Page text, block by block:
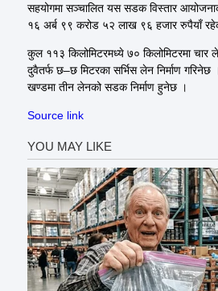
सहयोगमा सञ्चालित यस सडक विस्तार
१६ अर्ब ९९ करोड ५२ लाख ९६ हजार रुपैयाँ
कुल ११३ किलोमिटरमध्ये ७० किलोमिटरमा चार
दुवैतर्फ छ–छ मिटरका सर्भिस लेन निर्माण गरिनेछ
खण्डमा तीन लेनको सडक निर्माण हुनेछ ।
Source link